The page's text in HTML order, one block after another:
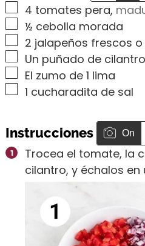
▢
4 tomates pera,
▢
½ cebolla morada
▢
2 jalapeños frescos
▢
Un puñado de
▢
El zumo de 1 lima
▢1 cucharadita de sal
Instrucciones On
Trocea el tomate, la
cilantro, y échalos en